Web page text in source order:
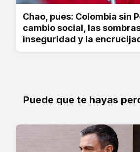
Chao, pues: Colombia sin
cambio social, las
inseguridad y la
Puede que te hayas